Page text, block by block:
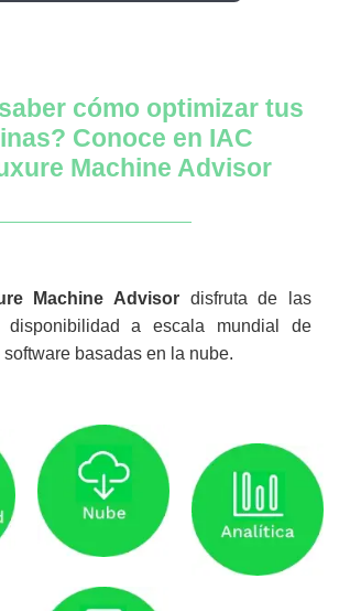
cómo optimizar tus
Conoce en IAC
Machine Advisor
Machine Advisor disfruta de las
a escala mundial de
basadas en la nube.